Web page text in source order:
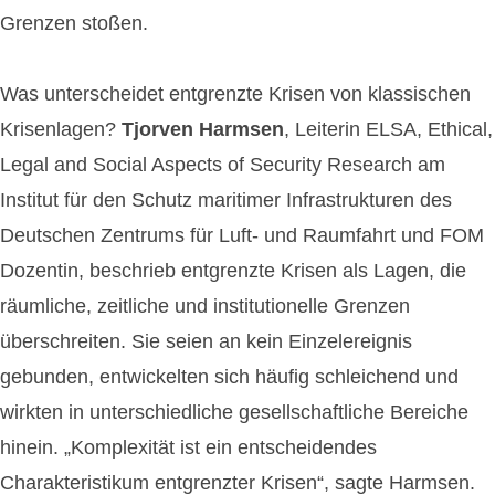
Grenzen stoßen.
Was unterscheidet entgrenzte Krisen von klassischen
Krisenlagen? Tjorven Harmsen, Leiterin ELSA, Ethical,
Legal and Social Aspects of Security Research am
Institut für den Schutz maritimer Infrastrukturen des
Deutschen Zentrums für Luft- und Raumfahrt und FOM
Dozentin, beschrieb entgrenzte Krisen als Lagen, die
räumliche, zeitliche und institutionelle Grenzen
überschreiten. Sie seien an kein Einzelereignis
gebunden, entwickelten sich häufig schleichend und
wirkten in unterschiedliche gesellschaftliche Bereiche
hinein. „Komplexität ist ein entscheidendes
Charakteristikum entgrenzter Krisen“, sagte Harmsen.